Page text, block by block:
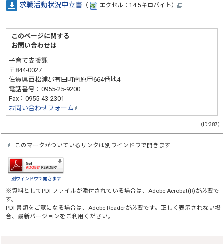
求職活動状況申立書 （ エクセル：14.5キロバイト）
このページに関する
お問い合わせは
子育て支援課
〒844-0027
佐賀県西松浦郡有田町南原甲664番地4
電話番号：0955-25-9200
Fax：0955-43-2301
お問い合わせフォーム
（ID:387）
このマークがついているリンクは別ウインドウで開きます
別ウィンドウで開きます
※資料としてPDFファイルが添付されている場合は、Adobe Acrobat(R)が必要で
す。
PDF書類をご覧になる場合は、Adobe Readerが必要です。正しく表示されない場
合、最新バージョンをご利用ください。